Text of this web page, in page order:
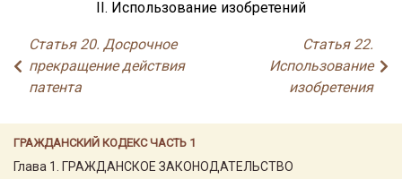
ГРАЖДАНСКИЙ КОДЕКС ЧАСТЬ 1
Глава 1. ГРАЖДАНСКОЕ ЗАКОНОДАТЕЛЬСТВО
II. Использование изобретений
Статья 20. Досрочное
прекращение действия
патента
Статья 22.
Использование
изобретения